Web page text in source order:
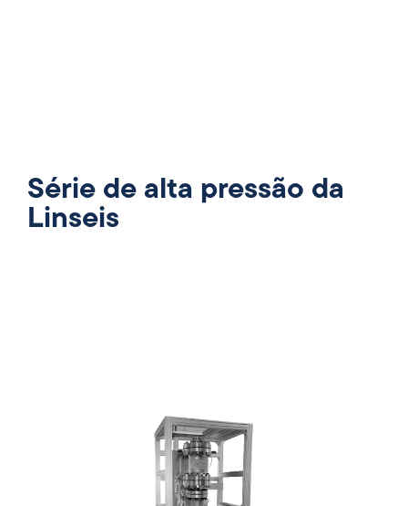
Série de alta pressão da
Linseis